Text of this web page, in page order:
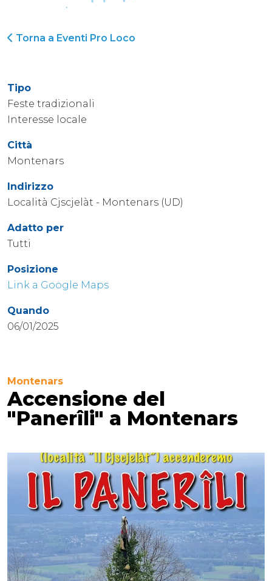
Torna a Eventi Pro Loco
Tipo
Feste tradizionali
Interesse locale
Città
Montenars
Indirizzo
Località Cjscjelàt - Montenars (UD)
Adatto per
Tutti
Posizione
Link a Google Maps
Quando
06/01/2025
Montenars
Accensione del
"Panerîli" a Montenars